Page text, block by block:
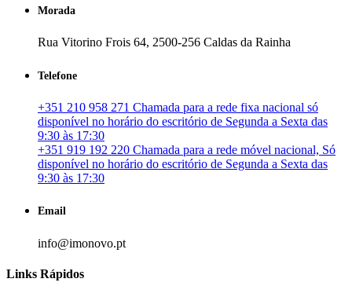
Morada
Rua Vitorino Frois 64, 2500-256 Caldas da Rainha
Telefone
+351 210 958 271 Chamada para a rede fixa nacional só
disponível no horário do escritório de Segunda a Sexta das
9:30 às 17:30
+351 919 192 220 Chamada para a rede móvel nacional, Só
disponível no horário do escritório de Segunda a Sexta das
9:30 às 17:30
Email
info@imonovo.pt
Links Rápidos